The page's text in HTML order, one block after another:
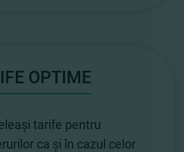
OPTIME
tarife pentru
ca și în cazul celor